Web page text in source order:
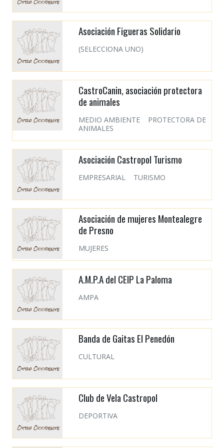
Asociación Figueras Solidario
(SELECCIONA UNO)
CastroCanin, asociación protectora
de animales
MEDIO AMBIENTE
PROTECTORA DE
ANIMALES
Asociación Castropol Turismo
EMPRESARIAL TURISMO
Asociación de mujeres Montealegre
de Presno
MUJERES
A.M.P.A del CEIP La Paloma
AMPA
Banda de Gaitas El Penedón
CULTURAL
Club de Vela Castropol
DEPORTIVA